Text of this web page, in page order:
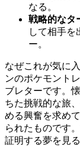
なる。
戦略的なタ
して相手を
ー。
なぜこれが気に
ンのポケモント
ブレターです。
ちた挑戦的な旅
める興奮を求め
られたものです
証明する夢を見